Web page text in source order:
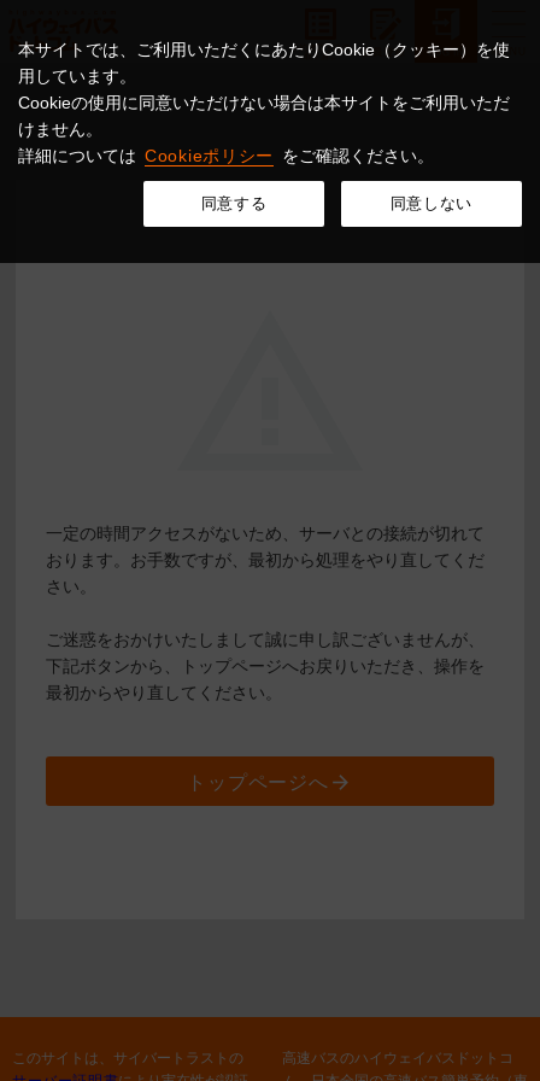
本サイトでは、ご利用いただくにあたりCookie（クッキー）を使
用しています。
Cookieの使用に同意いただけない場合は本サイトをご利用いただ
けません。
詳細については Cookieポリシー をご確認ください。
同意する 同意しない
一定の時間アクセスがないため、サーバとの接続が切れて
おります。お手数ですが、最初から処理をやり直してくだ
さい。
ご迷惑をおかけいたしまして誠に申し訳ございませんが、
下記ボタンから、トップページへお戻りいただき、操作を
最初からやり直してください。
トップページへ
このサイトは、サイバートラストの
高速バスのハイウェイバスドットコ